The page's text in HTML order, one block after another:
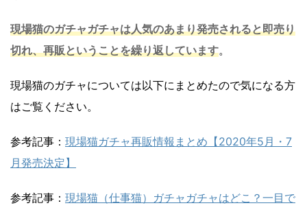
現場猫のガチャガチャは人気のあまり発売されると即売り
切れ、再販ということを繰り返しています。
現場猫のガチャについては以下にまとめたので気になる方
はご覧ください。
参考記事： 現場猫ガチャ再販情報まとめ【2020年5月・7
月発売決定】
参考記事： 現場猫（仕事猫）ガチャガチャはどこ？一目で